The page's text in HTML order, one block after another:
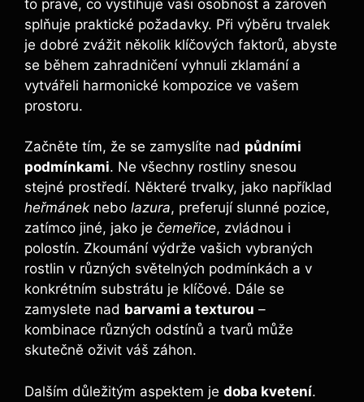
to pravé, co vystihuje vaši osobnost a zároveň
splňuje praktické požadavky. Při výběru trvalek
je dobré zvážit několik klíčových faktorů, abyste
se během zahradničení vyhnuli zklamání a
vytvářeli harmonické kompozice ve vašem
prostoru.
Začněte tím, že se zamyslíte nad půdními
podmínkami. Ne všechny rostliny snesou
stejné prostředí. Některé trvalky, jako například
heřmánek nebo lazura, preferují slunné pozice,
zatímco jiné, jako je čemeřice, zvládnou i
polostín. Zkoumání výdrže vašich vybraných
rostlin v různých světelných podmínkách a v
konkrétním substrátu je klíčové. Dále se
zamyslete nad barvami a texturou –
kombinace různých odstínů a tvarů může
skutečně oživit váš záhon.
Dalším důležitým aspektem je doba kvetení.